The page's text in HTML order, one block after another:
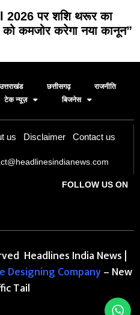
पर शशि थरूर का
कमजोर करेगा नया कानून”
छत्तीसगढ़
राजनीति
टेक न्यूज़ बिजनेस
us Disclaimer Contact us
FOLLOW US ON
Headlines India News |
Designing Company– New
Tail